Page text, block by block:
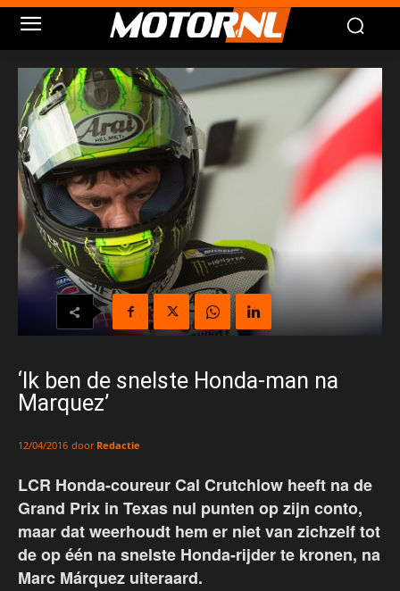
‘Ik ben de snelste Honda-man na
Marquez’
12/04/2016 door Redactie
LCR Honda-coureur Cal Crutchlow heeft na de
Grand Prix in Texas nul punten op zijn conto,
maar dat weerhoudt hem er niet van zichzelf tot
de op één na snelste Honda-rijder te kronen, na
Marc Márquez uiteraard.